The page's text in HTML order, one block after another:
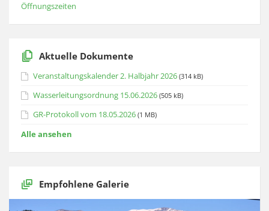
Öffnungszeiten
Aktuelle Dokumente
Veranstaltungskalender 2. Halbjahr 2026 (314 kB)
Wasserleitungsordnung 15.06.2026 (505 kB)
GR-Protokoll vom 18.05.2026 (1 MB)
Alle ansehen
Empfohlene Galerie